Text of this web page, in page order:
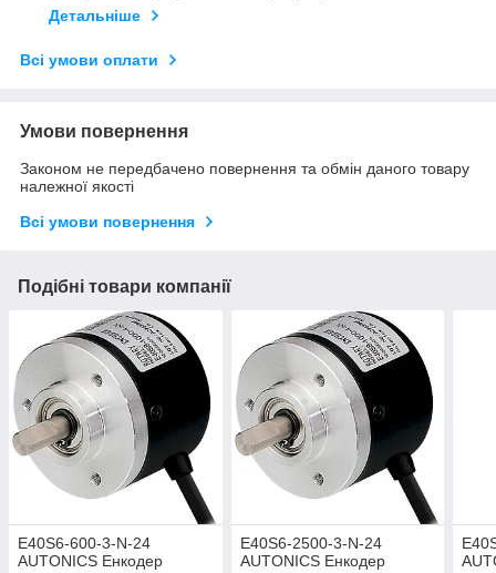
Детальніше
Всі умови оплати
Умови повернення
Законом не передбачено повернення та обмін даного товару
належної якості
Всі умови повернення
Подібні товари компанії
E40S6-600-3-N-24
AUTONICS Енкодер
E40S6-2500-3-N-24
AUTONICS Енкодер